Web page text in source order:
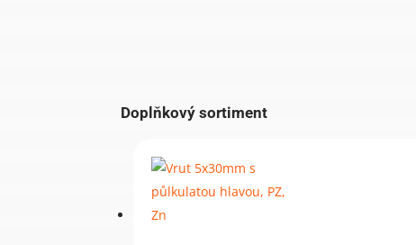
Doplňkový sortiment